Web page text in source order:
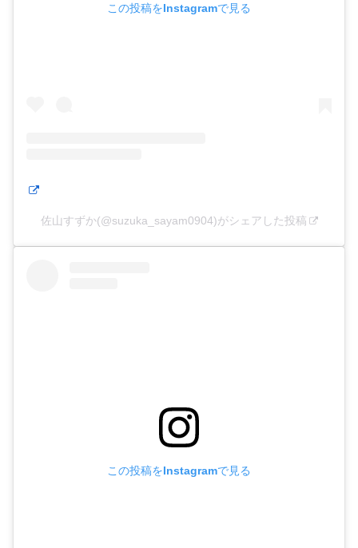
この投稿をInstagramで見る
佐山すずか(@suzuka_sayam0904)がシェアした投稿
この投稿をInstagramで見る